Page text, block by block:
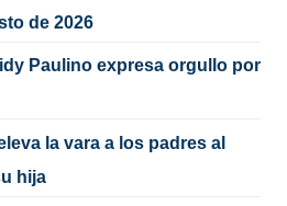
de 2026
Paulino expresa orgullo por
la vara a los padres al
hija